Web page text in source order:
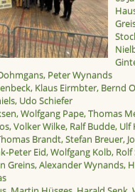
Peter Wynands
Klaus Eirmbter, Bernd
Udo Schiefer
Wolfgang Pape, Thomas
Volker Wilke, Ralf Budde, Ulf
Brandt, Stefan Breuer,
Peter Eid, Wolfgang Kolb, Rolf
Greins, Alexander Wynands,